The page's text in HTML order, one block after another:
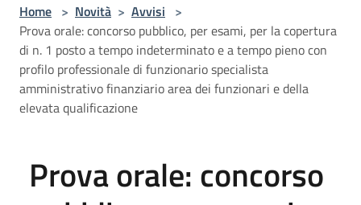
Home > Novità > Avvisi >
Prova orale: concorso pubblico, per esami, per la copertura
di n. 1 posto a tempo indeterminato e a tempo pieno con
profilo professionale di funzionario specialista
amministrativo finanziario area dei funzionari e della
elevata qualificazione
Prova orale: concorso